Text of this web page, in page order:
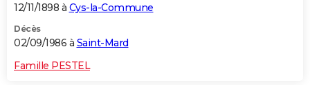
12/11/1898 à Cys-la-Commune
Décès
02/09/1986 à Saint-Mard
Famille PESTEL